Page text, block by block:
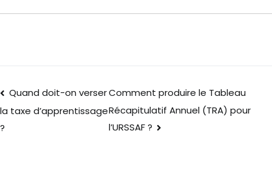
Quand doit-on verser
la taxe d’apprentissage
?
Comment produire le Tableau
Récapitulatif Annuel (TRA) pour
l’URSSAF ?